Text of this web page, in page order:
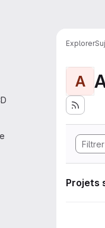
Explorer
A
Projets